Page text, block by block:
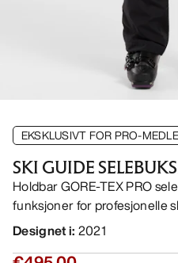
EKSKLUSIVT FOR PRO-
SKI GUIDE
Holdbar GORE-TEX PRO
funksjoner for profesjonelle
Designet i: 2021